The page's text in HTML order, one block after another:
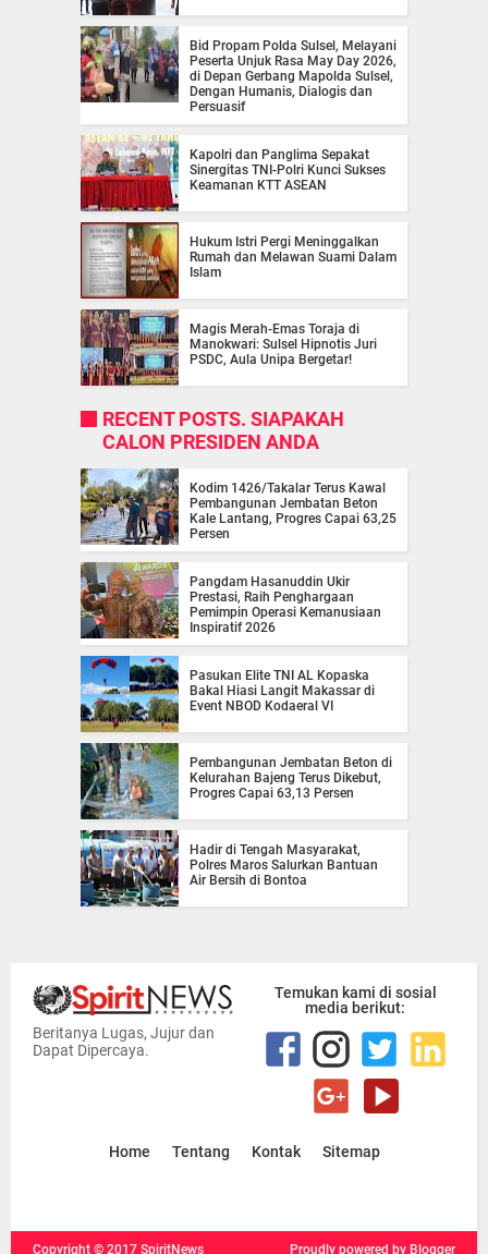
Bid Propam Polda Sulsel, Melayani
Peserta Unjuk Rasa May Day 2026,
di Depan Gerbang Mapolda Sulsel,
Dengan Humanis, Dialogis dan
Persuasif
Kapolri dan Panglima Sepakat
Sinergitas TNI-Polri Kunci Sukses
Keamanan KTT ASEAN
Hukum Istri Pergi Meninggalkan
Rumah dan Melawan Suami Dalam
Islam
Magis Merah-Emas Toraja di
Manokwari: Sulsel Hipnotis Juri
PSDC, Aula Unipa Bergetar!
RECENT POSTS. SIAPAKAH
CALON PRESIDEN ANDA
Kodim 1426/Takalar Terus Kawal
Pembangunan Jembatan Beton
Kale Lantang, Progres Capai 63,25
Persen
Pangdam Hasanuddin Ukir
Prestasi, Raih Penghargaan
Pemimpin Operasi Kemanusiaan
Inspiratif 2026
Pasukan Elite TNI AL Kopaska
Bakal Hiasi Langit Makassar di
Event NBOD Kodaeral VI
Pembangunan Jembatan Beton di
Kelurahan Bajeng Terus Dikebut,
Progres Capai 63,13 Persen
Hadir di Tengah Masyarakat,
Polres Maros Salurkan Bantuan
Air Bersih di Bontoa
Beritanya Lugas, Jujur dan
Dapat Dipercaya.
Temukan kami di sosial
media berikut:
Home Tentang Kontak Sitemap
Copyright © 2017 SpiritNews Proudly powered by Blogger